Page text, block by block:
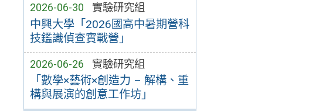
2026-06-30 實驗研究組
中興大學「2026國高中暑期營科
技鑑識偵查實戰營」
2026-06-26 實驗研究組
「數學×藝術×創造力 – 解構、重
構與展演的創意工作坊」